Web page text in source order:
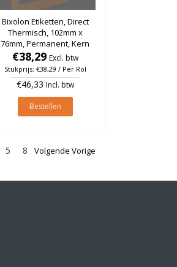
Bixolon Etiketten, Direct
Thermisch, 102mm x
76mm, Permanent, Kern
25mm, Oranje, rol à 930
stuks
€38,29 Excl. btw
Stukprijs: €38,29 / Per Rol
€46,33 Incl. btw
Bestellen
5 8 Volgende Vorige